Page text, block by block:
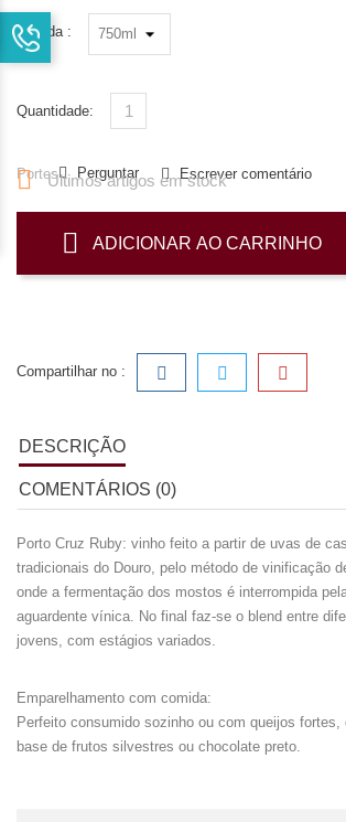
Medida :
Quantidade:
Portes Perguntar Escrever comentário
 Últimos artigos em stock
ADICIONAR AO CARRINHO
Compartilhar no :
DESCRIÇÃO
COMENTÁRIOS (0)
Porto Cruz Ruby: vinho feito a partir de uvas de
tradicionais do Douro, pelo método de vinificação
onde a fermentação dos mostos é interrompida
aguardente vínica. No final faz-se o blend entre
jovens, com estágios variados.
Emparelhamento com comida:
Perfeito consumido sozinho ou com queijos fortes,
base de frutos silvestres ou chocolate preto.